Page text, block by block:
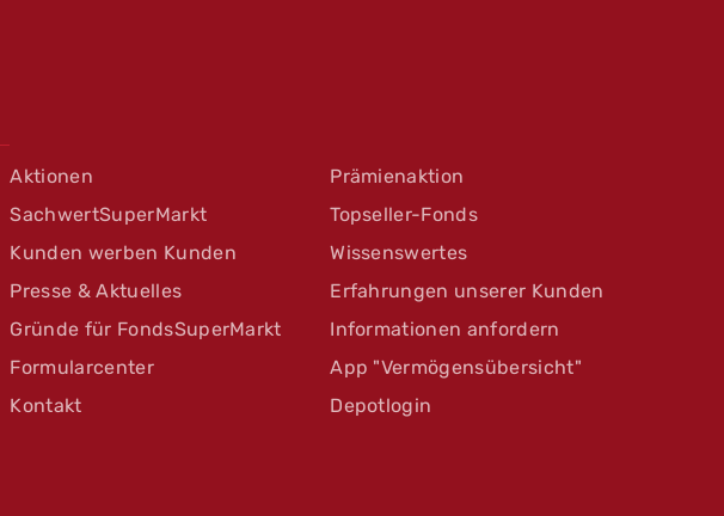
Aktionen
Prämienaktion
SachwertSuperMarkt
Topseller-Fonds
Kunden werben Kunden
Wissenswertes
Presse & Aktuelles
Erfahrungen unserer Kunden
Gründe für FondsSuperMarkt
Informationen anfordern
Formularcenter
App "Vermögensübersicht"
Kontakt Depotlogin